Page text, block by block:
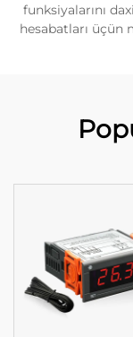
funksiyalarını
hesabatları üçün